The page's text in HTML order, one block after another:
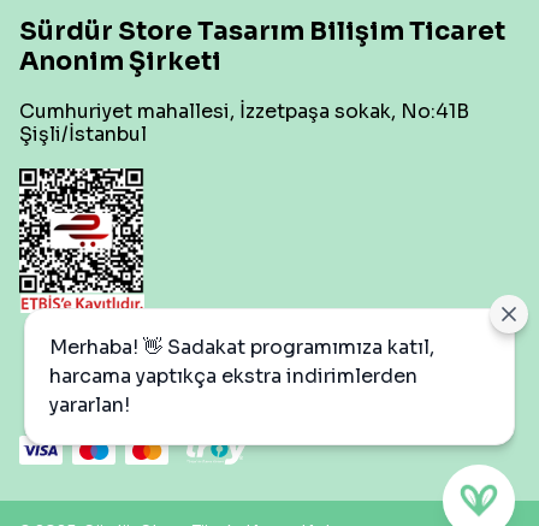
Sürdür Store Tasarım Bilişim Ticaret
Anonim Şirketi
Cumhuriyet mahallesi, İzzetpaşa sokak, No:41B
Şişli/İstanbul
Merhaba! 👋 Sadakat programımıza katıl,
harcama yaptıkça ekstra indirimlerden
yararlan!